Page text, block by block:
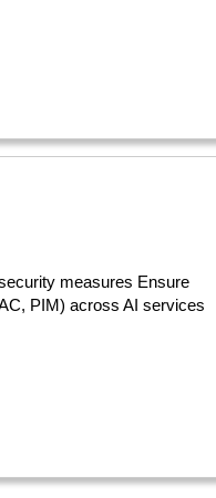
measures Ensure
PIM) across AI services